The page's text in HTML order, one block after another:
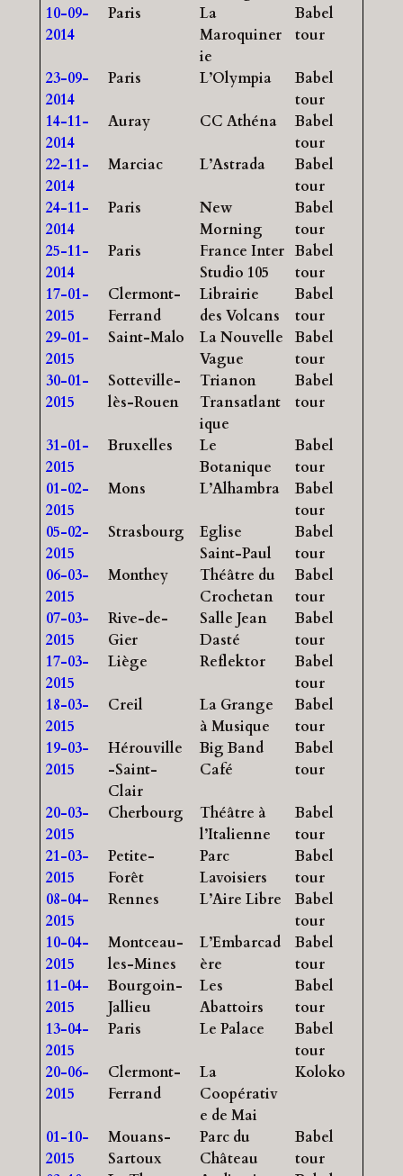
10-09-
2014
Paris
La
Maroquiner
ie
Babel
tour
23-09-
2014
Paris L’Olympia
Babel
tour
14-11-
2014
Auray CC Athéna
Babel
tour
22-11-
2014
Marciac L’Astrada
Babel
tour
24-11-
2014
Paris
New
Morning
Babel
tour
25-11-
2014
Paris
France Inter
Studio 105
Babel
tour
17-01-
2015
Clermont-
Ferrand
Librairie
des Volcans
Babel
tour
29-01-
2015
Saint-Malo
La Nouvelle
Vague
Babel
tour
30-01-
2015
Sotteville-
lès-Rouen
Trianon
Transatlant
ique
Babel
tour
31-01-
2015
Bruxelles
Le
Botanique
Babel
tour
01-02-
2015
Mons L’Alhambra
Babel
tour
05-02-
2015
Strasbourg
Eglise
Saint-Paul
Babel
tour
06-03-
2015
Monthey
Théâtre du
Crochetan
Babel
tour
07-03-
2015
Rive-de-
Gier
Salle Jean
Dasté
Babel
tour
17-03-
2015
Liège Reflektor
Babel
tour
18-03-
2015
Creil
La Grange
à Musique
Babel
tour
19-03-
2015
Hérouville
-Saint-
Clair
Big Band
Café
Babel
tour
20-03-
2015
Cherbourg
Théâtre à
l’Italienne
Babel
tour
21-03-
2015
Petite-
Forêt
Parc
Lavoisiers
Babel
tour
08-04-
2015
Rennes L’Aire Libre
Babel
tour
10-04-
2015
Montceau-
les-Mines
L’Embarcad
ère
Babel
tour
11-04-
2015
Bourgoin-
Jallieu
Les
Abattoirs
Babel
tour
13-04-
2015
Paris Le Palace
Babel
tour
20-06-
2015
Clermont-
Ferrand
La
Coopérativ
e de Mai
Koloko
01-10-
2015
Mouans-
Sartoux
Parc du
Château
Babel
tour